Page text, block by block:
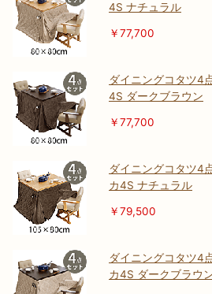
4S ナチュラル
￥77,700
ダイニングコタツ4
4S ダークブラウン
￥77,700
ダイニングコタツ4
カ4S ナチュラル
￥79,500
ダイニングコタツ4
カ4S ダークブラウ